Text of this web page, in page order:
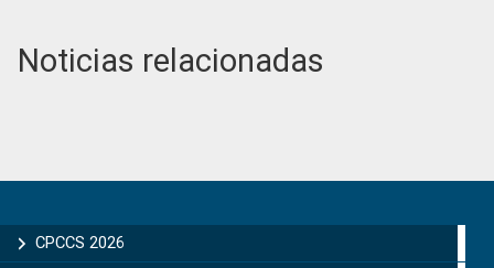
Noticias relacionadas
Sidebar
CPCCS 2026